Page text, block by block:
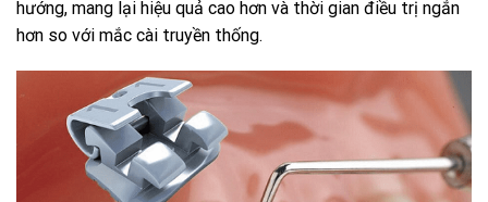
hướng, mang lại hiệu quả cao hơn và thời gian điều trị ngắn
hơn so với mắc cài truyền thống.